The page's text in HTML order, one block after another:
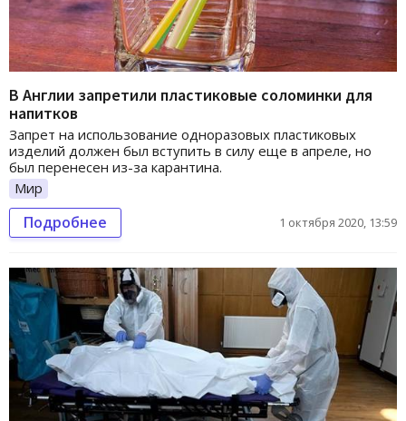
В Англии запретили пластиковые соломинки для
напитков
Запрет на использование одноразовых пластиковых
изделий должен был вступить в силу еще в апреле, но
был перенесен из-за карантина.
Мир
Подробнее 1 октября 2020, 13:59